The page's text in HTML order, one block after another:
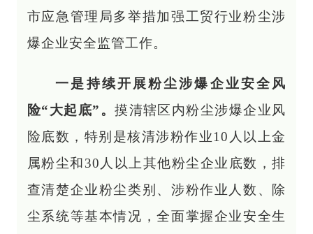
市应急管理局多举措加强工贸行业粉尘涉
爆企业安全监管工作。
一是持续开展粉尘涉爆企业安全风
险“大起底”。摸清辖区内粉尘涉爆企业风
险底数，特别是核清涉粉作业10人以上金
属粉尘和30人以上其他粉尘企业底数，排
查清楚企业粉尘类别、涉粉作业人数、除
尘系统等基本情况，全面掌握企业安全生